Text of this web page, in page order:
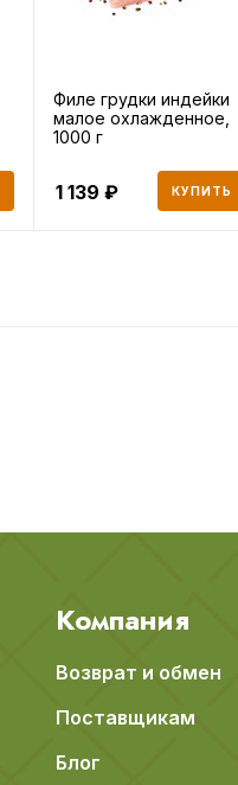
Филе грудки индейки
малое охлажденное,
1000 г
1 139 КУПИТЬ
Компания
Возврат и обмен
Поставщикам
Блог